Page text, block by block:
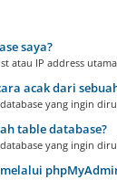
saya?
atau IP address
acak dari
yang ingin
table database?
yang ingin